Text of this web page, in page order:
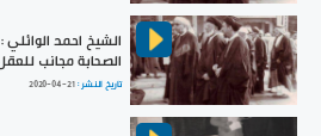
الشيخ احمد
الصحابة مجانب
تاريخ النشر :2020-04-21